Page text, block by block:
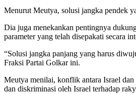
Menurut Meutya, solusi jangka pendek
Dia juga menekankan pentingnya
parameter yang telah disepakati secara
“Solusi jangka panjang yang harus
Fraksi Partai Golkar ini.
Meutya menilai, konflik antara Israel
dan diskriminasi oleh Israel terhadap